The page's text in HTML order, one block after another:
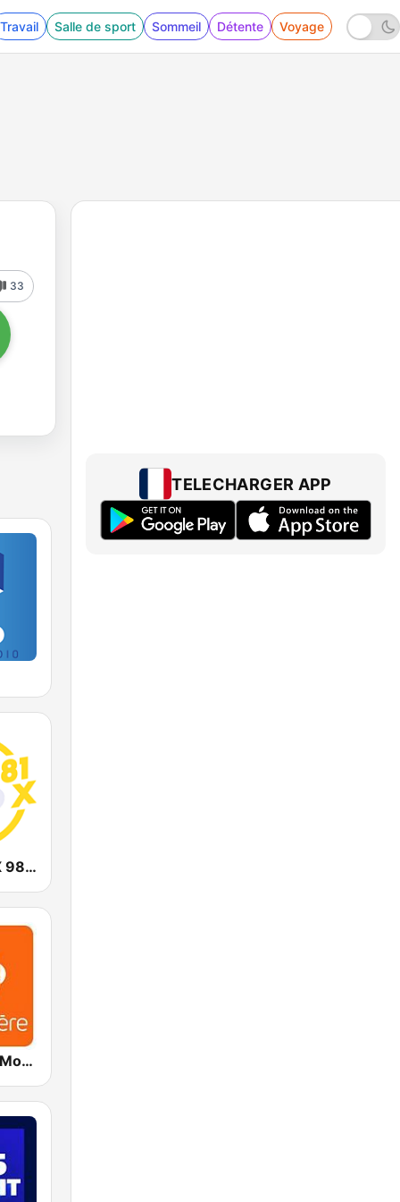
Travail Salle de sport Sommeil Détente Voyage
33
CHOI Radio X 98.1 FM
ICI Première Montréal
TELECHARGER APP